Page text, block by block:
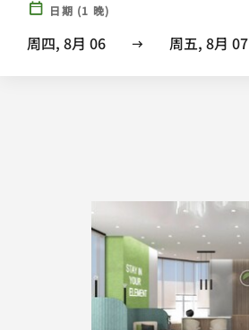
日期 (1 晚)
周四, 8月 06 周五, 8月 07